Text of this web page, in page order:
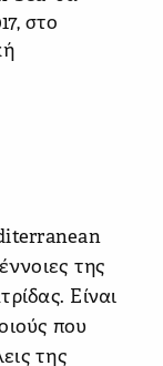
στο
της
Είναι
που
της